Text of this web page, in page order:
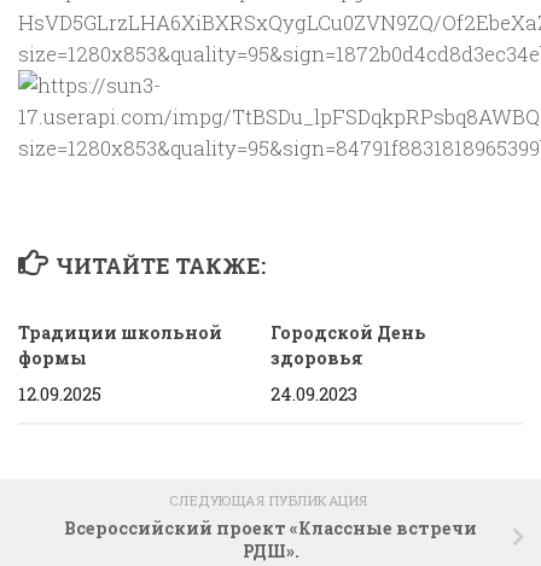
ЧИТАЙТЕ ТАКЖЕ:
Традиции школьной
формы
12.09.2025
Городской День
здоровья
24.09.2023
СЛЕДУЮЩАЯ ПУБЛИКАЦИЯ
Всероссийский проект «Классные встречи
РДШ».